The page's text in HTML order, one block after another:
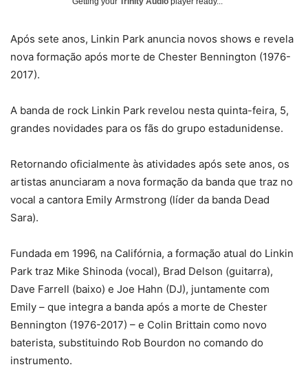
Após sete anos, Linkin Park anuncia novos shows e revela
nova formação após morte de Chester Bennington (1976-
2017).
A banda de rock Linkin Park revelou nesta quinta-feira, 5,
grandes novidades para os fãs do grupo estadunidense.
Retornando oficialmente às atividades após sete anos, os
artistas anunciaram a nova formação da banda que traz no
vocal a cantora Emily Armstrong (líder da banda Dead
Sara).
Fundada em 1996, na Califórnia, a formação atual do Linkin
Park traz Mike Shinoda (vocal), Brad Delson (guitarra),
Dave Farrell (baixo) e Joe Hahn (DJ), juntamente com
Emily – que integra a banda após a morte de Chester
Bennington (1976-2017) – e Colin Brittain como novo
baterista, substituindo Rob Bourdon no comando do
instrumento.